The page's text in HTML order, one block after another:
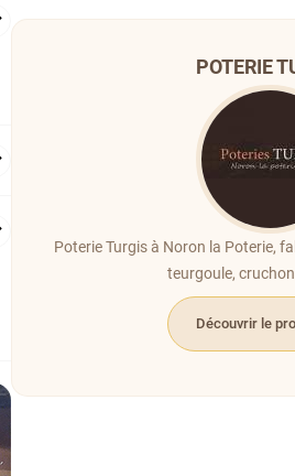
POTERIE
Poterie Turgis à Noron la Poterie,
teurgoule,
Découvrir le